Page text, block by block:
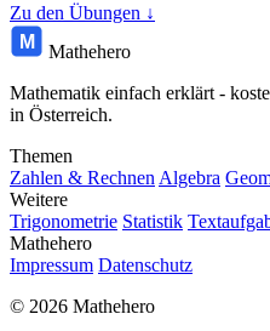
Zu den Übungen ↓
M
Mathehero
Mathematik einfach erklärt -
in Österreich.
Themen
Zahlen & Rechnen Algebra
Weitere
Trigonometrie Statistik
Mathehero
Impressum Datenschutz
© 2026 Mathehero